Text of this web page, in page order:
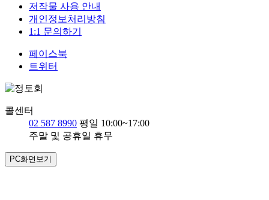
저작물 사용 안내
개인정보처리방침
1:1 문의하기
페이스북
트위터
콜센터
02 587 8990 평일 10:00~17:00
주말 및 공휴일 휴무
PC화면보기